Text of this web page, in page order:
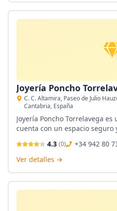
Joyería Poncho
C. C. Altamira, Paseo de Julio
Cantabria, España
Joyería Poncho Torrelavega
cuenta con un espacio
cada etapa del proceso,
valoración del oro. También
4.3 (0)
+34 942 80
Ver detalles →